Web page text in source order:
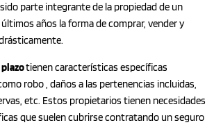
parte integrante de la propiedad de un
años la forma de comprar, vender y
tienen características específicas
robo , daños a las pertenencias incluidas,
etc. Estos propietarios tienen necesidades
que suelen cubrirse contratando un seguro